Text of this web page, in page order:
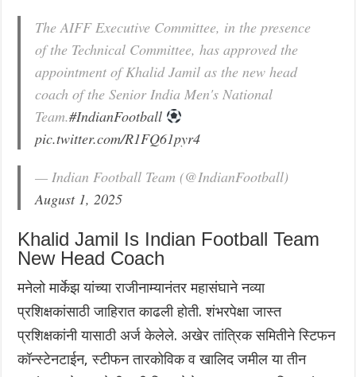
The AIFF Executive Committee, in the presence
of the Technical Committee, has approved the
appointment of Khalid Jamil as the new head
coach of the Senior India Men's National
Team.#IndianFootball
pic.twitter.com/R1FQ61pyr4
— Indian Football Team (@IndianFootball)
August 1, 2025
Khalid Jamil Is Indian Football Team
New Head Coach
मनेलो मार्केझ यांच्या राजीनाम्यानंतर महासंघाने नव्या
प्रशिक्षकांसाठी जाहिरात काढली होती. शंभरपेक्षा जास्त
प्रशिक्षकांनी यासाठी अर्ज केलेले. अखेर तांत्रिक समितीने स्टिफन
कॉन्स्टेनटाईन, स्टीफन तारकोविक व खालिद जमील या तीन